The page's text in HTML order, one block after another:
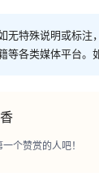
无特殊说明或标注
等各类媒体平台。
个赞赏的人吧！